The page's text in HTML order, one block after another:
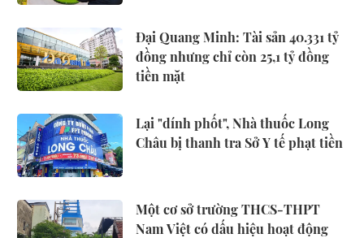
Đại Quang Minh: Tài sản 40.331 tỷ
đồng nhưng chỉ còn 25,1 tỷ đồng
tiền mặt
Lại "dính phốt", Nhà thuốc Long
Châu bị thanh tra Sở Y tế phạt tiền
Một cơ sở trường THCS-THPT
Nam Việt có dấu hiệu hoạt động